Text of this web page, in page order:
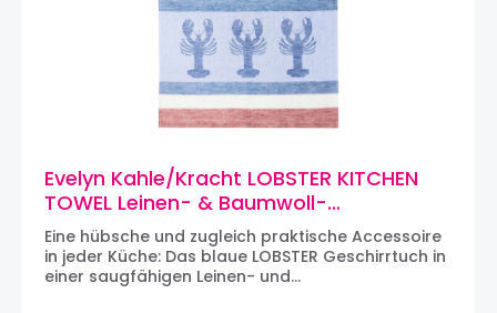
Evelyn Kahle/Kracht LOBSTER KITCHEN
TOWEL Leinen- & Baumwoll-
Geschirrtuch (blau)
Eine hübsche und zugleich praktische Accessoire
in jeder Küche: Das blaue LOBSTER Geschirrtuch in
einer saugfähigen Leinen- und